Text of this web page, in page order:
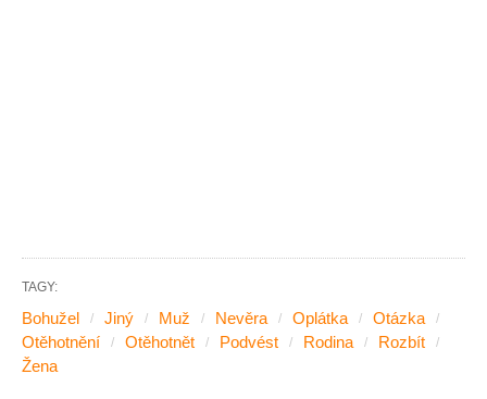
TAGY:
Bohužel Jiný Muž Nevěra Oplátka
Otázka
Otěhotnění
Otěhotnět Podvést Rodina
Rozbít
Žena